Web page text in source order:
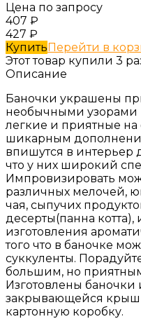
Цена по запросу
407 ₽
427 ₽
КупитьПерейти в
Этот товар купили 3
Описание
Баночки украшены
необычными узорами
легкие и приятные
шикарным
впишутся в интерьер
что у них широкий
Импровизировать
различных мелочей,
чая, сыпучих
десерты(панна
изготовления
того что в баночке
суккуленты.
большим, но
Изготовлены баночки
закрывающейся
картонную коробку.